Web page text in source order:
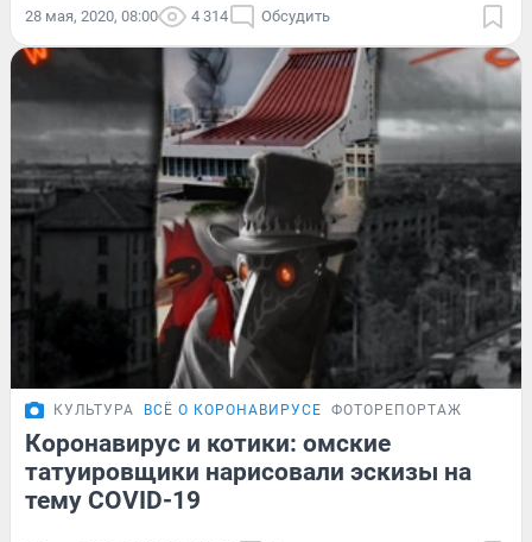
28 мая, 2020, 08:00 4 314 Обсудить
КУЛЬТУРА ВСЁ О КОРОНАВИРУСЕ ФОТОРЕПОРТАЖ
Коронавирус и котики: омские
татуировщики нарисовали эскизы на
тему COVID-19